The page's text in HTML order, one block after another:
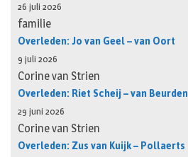
26 juli 2026
familie
Overleden: Jo van Geel – van Oort
9 juli 2026
Corine van Strien
Overleden: Riet Scheij – van Beurden
29 juni 2026
Corine van Strien
Overleden: Zus van Kuijk – Pollaerts